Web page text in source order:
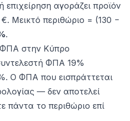
επιχείρηση αγοράζει προϊόν
Μεικτό περιθώριο = (130 −
.
ΦΠΑ στην Κύπρο
ΦΠΑ 19%
Ο ΦΠΑ που εισπράττεται
— δεν αποτελεί
πάντα το περιθώριο επί